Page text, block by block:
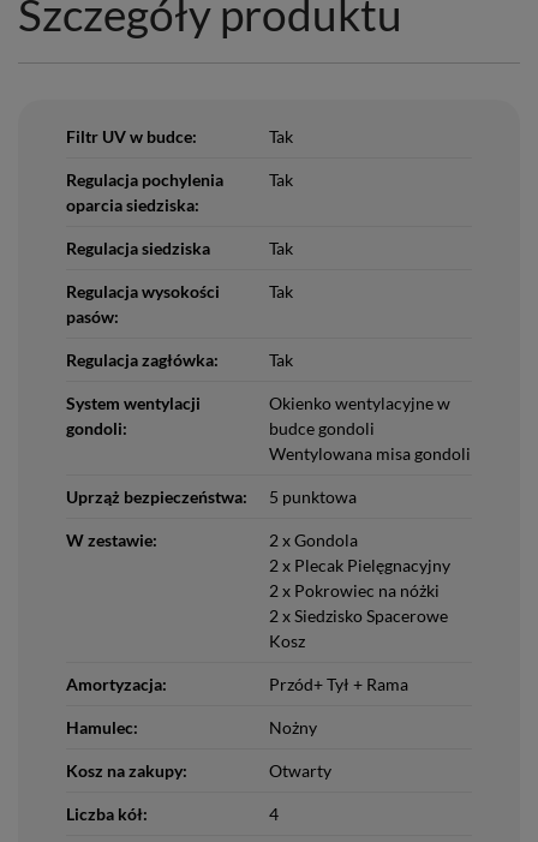
Szczegóły produktu
Filtr UV w budce: Tak
Regulacja pochylenia
oparcia siedziska:
Tak
Regulacja siedziska Tak
Regulacja wysokości
pasów:
Tak
Regulacja zagłówka: Tak
System wentylacji
gondoli:
Okienko wentylacyjne w
budce gondoli
Wentylowana misa gondoli
Uprząż bezpieczeństwa: 5 punktowa
W zestawie:
2 x Gondola
2 x Plecak Pielęgnacyjny
2 x Pokrowiec na nóżki
2 x Siedzisko Spacerowe
Kosz
Amortyzacja: Przód+ Tył + Rama
Hamulec: Nożny
Kosz na zakupy: Otwarty
Liczba kół: 4